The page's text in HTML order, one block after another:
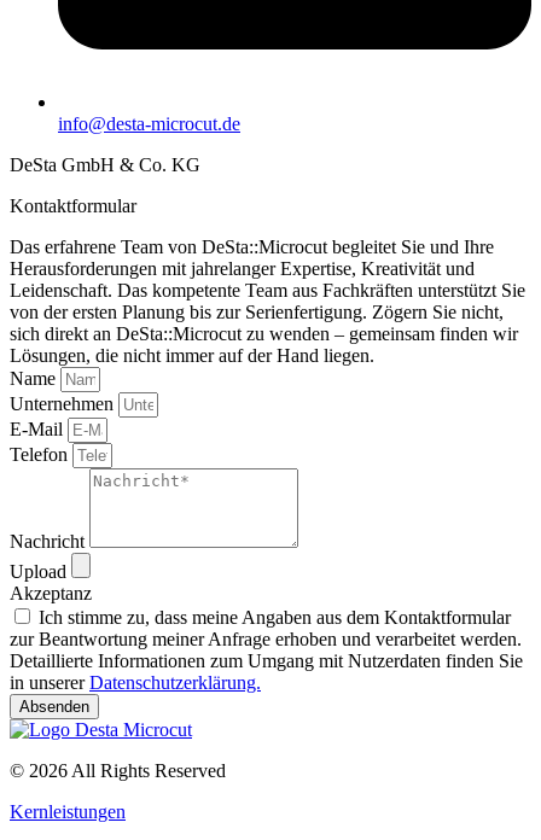
info@desta-microcut.de
DeSta GmbH & Co. KG
Kontaktformular
Das erfahrene Team von DeSta::Microcut begleitet Sie und Ihre
Herausforderungen mit jahrelanger Expertise, Kreativität und
Leidenschaft. Das kompetente Team aus Fachkräften unterstützt Sie
von der ersten Planung bis zur Serienfertigung. Zögern Sie nicht,
sich direkt an DeSta::Microcut zu wenden – gemeinsam finden wir
Lösungen, die nicht immer auf der Hand liegen.
Name
Unternehmen
E-Mail
Telefon
Nachricht
Upload
Akzeptanz
Ich stimme zu, dass meine Angaben aus dem Kontaktformular
zur Beantwortung meiner Anfrage erhoben und verarbeitet werden.
Detaillierte Informationen zum Umgang mit Nutzerdaten finden Sie
in unsererDatenschutzerklärung.
Absenden
© 2026 All Rights Reserved
Kernleistungen